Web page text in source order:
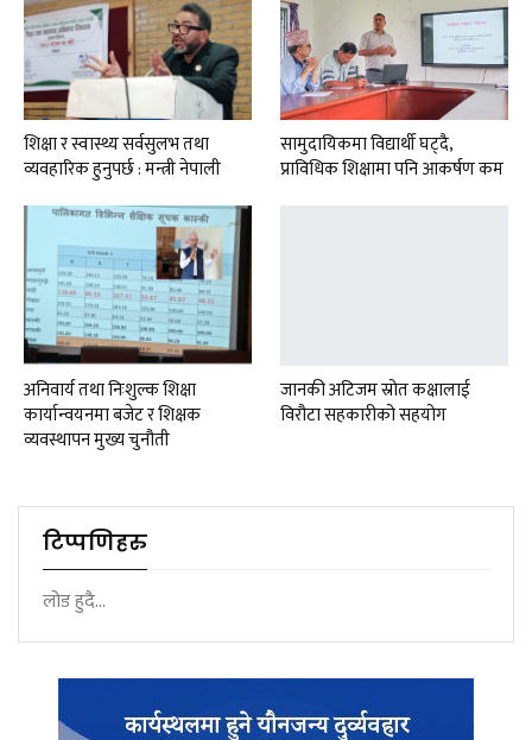
शिक्षा र स्वास्थ्य सर्वसुलभ तथा
व्यवहारिक हुनुपर्छ : मन्त्री नेपाली
सामुदायिकमा विद्यार्थी घट्दै,
प्राविधिक शिक्षामा पनि आकर्षण कम
अनिवार्य तथा निःशुल्क शिक्षा
कार्यान्वयनमा बजेट र शिक्षक
व्यवस्थापन मुख्य चुनौती
जानकी अटिजम स्रोत कक्षालाई
विरौटा सहकारीको सहयोग
टिप्पणिहरु
लोड हुदै...